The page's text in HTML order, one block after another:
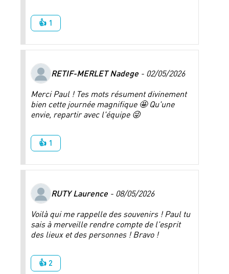
👍 1
RETIF-MERLET Nadege - 02/05/2026
Merci Paul ! Tes mots résument divinement
bien cette journée magnifique 🤩 Qu'une
envie, repartir avec l'équipe 😜
👍 1
RUTY Laurence - 08/05/2026
Voilà qui me rappelle des souvenirs ! Paul tu
sais à merveille rendre compte de l'esprit
des lieux et des personnes ! Bravo !
👍 2